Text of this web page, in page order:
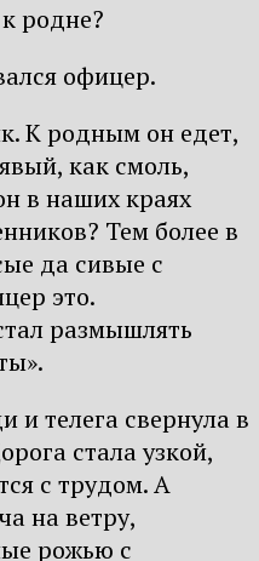
родне?
офицер.
К родным он едет,
как смоль,
в наших краях
Тем более в
да сивые с
это.
размышлять
и телега свернула в
стала узкой,
с трудом. А
на ветру,
рожью с